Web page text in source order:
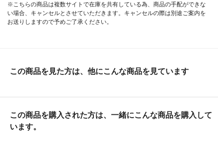
※こちらの商品は複数サイトで在庫を共有している為、商品の手配ができな
い場合、キャンセルとさせていただきます。キャンセルの際は別途ご案内を
お送りしますので予めご了承ください。
この商品を見た方は、他にこんな商品を見ています
この商品を購入された方は、一緒にこんな商品を購入して
います。